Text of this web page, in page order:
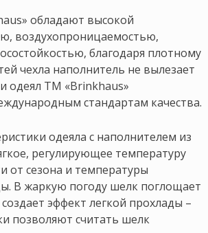
обладают высокой
воздухопроницаемостью,
благодаря плотному
чехла наполнитель не вылезает
одеял ТМ «Brinkhaus»
стандартам качества.
одеяла с наполнителем из
регулирующее температуру
от сезона и температуры
В жаркую погоду шелк поглощает
эффект легкой прохлады –
позволяют считать шелк